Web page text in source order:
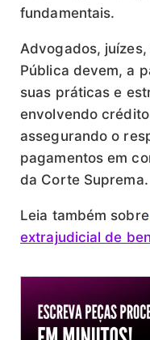
fundamentais.
Advogados,
Pública devem, a
suas práticas e
envolvendo
assegurando o
pagamentos em
da Corte Suprema.
Leia também sobre
extrajudicial de